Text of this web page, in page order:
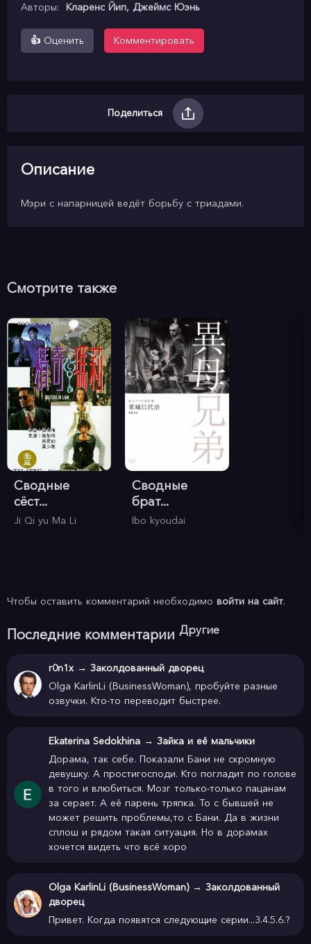
Авторы:
Кларенс Йип, Джеймс Юэнь
👍 Оценить Комментировать
Поделиться
Описание
Мэри с напарницей ведёт борьбу с триадами.
Смотрите также
Сводные
сёст...
Ji Qi yu Ma Li
Сводные
брат...
Ibo kyoudai
Чтобы оставить комментарий необходимо войти на сайт.
Последние комментарии Другие
r0n1x → Заколдованный дворец
Olga KarlinLi (BusinessWoman), пробуйте разные
озвучки. Кто-то переводит быстрее.
Ekaterina Sedokhina → Зайка и её мальчики
Дорама, так себе. Показали Бани не скромную
девушку. А простигосподи. Кто погладит по голове
в того и влюбиться. Мозг только-только пацанам
за серает. А её парень тряпка. То с бывшей не
может решить проблемы,то с Бани. Да в жизни
сплош и рядом такая ситуация. Но в дорамах
хочется видеть что всё хоро
Olga KarlinLi (BusinessWoman) → Заколдованный
дворец
Привет. Когда появятся следующие серии...3.4.5.6.?